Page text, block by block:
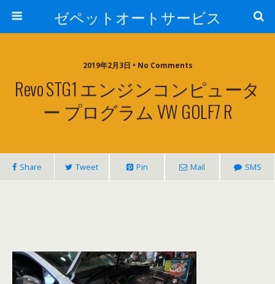
ゼペットオートサービス
2019年2月3日 • No Comments
Revo STG1 エンジンコンピュータ
ー プログラム VW GOLF7 R
Share Tweet Pin Mail SMS